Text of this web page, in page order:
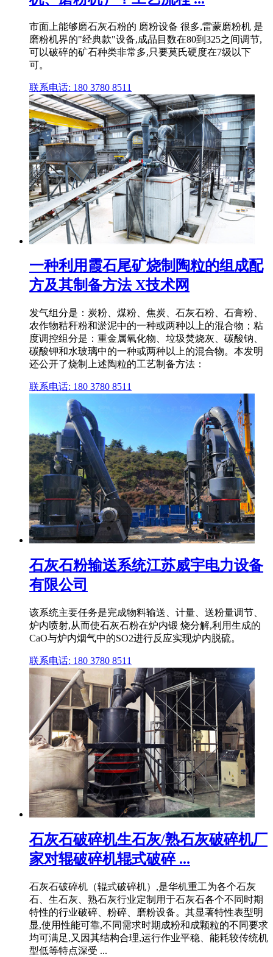
市面上能够磨石灰石粉的 磨粉设备 很多,雷蒙磨粉机 是
磨粉机界的"经典款"设备,成品目数在80到325之间调节,
可以破碎的矿石种类非常多,只要莫氏硬度在7级以下
可。
联系电话: 180 3780 8511
一种利用霞石尾矿烧制陶粒的组成配
方及其制备方法 X技术网
发气组分是：炭粉、煤粉、焦炭、石灰石粉、石膏粉、
农作物秸秆粉和淤泥中的一种或两种以上的混合物；粘
度调控组分是：重金属氧化物、垃圾焚烧灰、碳酸钠、
碳酸钾和水玻璃中的一种或两种以上的混合物。本发明
还公开了烧制上述陶粒的工艺制备方法：
联系电话: 180 3780 8511
石灰石粉输送系统江苏威宇电力设备
有限公司
该系统主要任务是完成物料输送、计量、送粉量调节、
炉内喷射,从而使石灰石粉在炉内锻 烧分解,利用生成的
CaO与炉内烟气中的SO2进行反应实现炉内脱硫。
联系电话: 180 3780 8511
石灰石破碎机生石灰/熟石灰破碎机厂
家对辊破碎机辊式破碎 ...
石灰石破碎机（辊式破碎机）,是华机重工为各个石灰
石、生石灰、熟石灰行业定制用于石灰石各个不同时期
特性的行业破碎、粉碎、磨粉设备。其显著特性表型明
显,使用性能可靠,不同需求时期成粉和成颗粒的不同要求
均可满足,又因其结构合理,运行作业平稳、能耗较传统机
型低等特点深受 ...